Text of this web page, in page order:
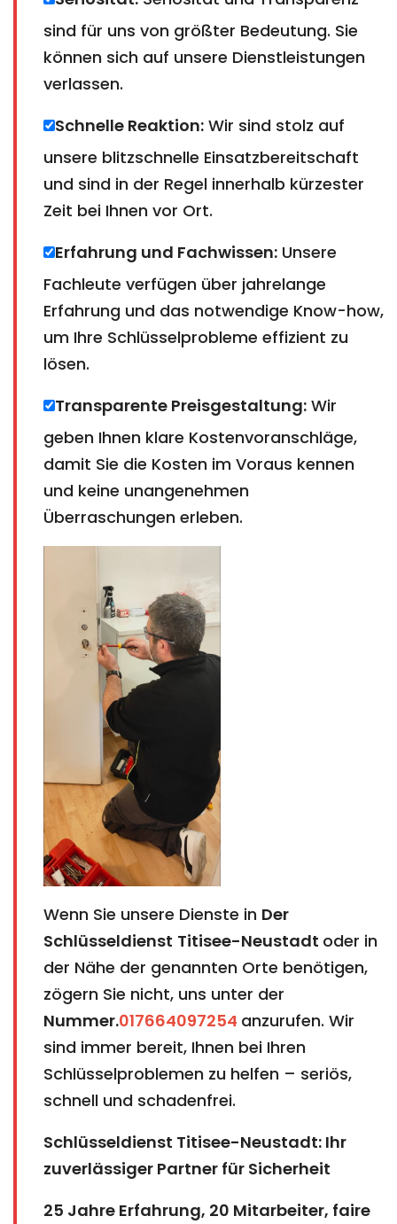
sind für uns von größter Bedeutung. Sie
können sich auf unsere Dienstleistungen
verlassen.
Schnelle Reaktion: Wir sind stolz auf
unsere blitzschnelle Einsatzbereitschaft
und sind in der Regel innerhalb kürzester
Zeit bei Ihnen vor Ort.
Erfahrung und Fachwissen: Unsere
Fachleute verfügen über jahrelange
Erfahrung und das notwendige Know-how,
um Ihre Schlüsselprobleme effizient zu
lösen.
Transparente Preisgestaltung: Wir
geben Ihnen klare Kostenvoranschläge,
damit Sie die Kosten im Voraus kennen
und keine unangenehmen
Überraschungen erleben.
Wenn Sie unsere Dienste in Der
Schlüsseldienst Titisee-Neustadt oder in
der Nähe der genannten Orte benötigen,
zögern Sie nicht, uns unter der
Nummer.017664097254 anzurufen. Wir
sind immer bereit, Ihnen bei Ihren
Schlüsselproblemen zu helfen – seriös,
schnell und schadenfrei.
Schlüsseldienst Titisee-Neustadt: Ihr
zuverlässiger Partner für Sicherheit
25 Jahre Erfahrung, 20 Mitarbeiter, faire